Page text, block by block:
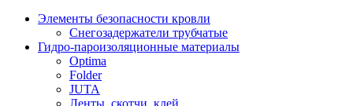
Элементы безопасности кровли
Снегозадержатели трубчатые
Гидро-пароизоляционные материалы
Optima
Folder
JUTA